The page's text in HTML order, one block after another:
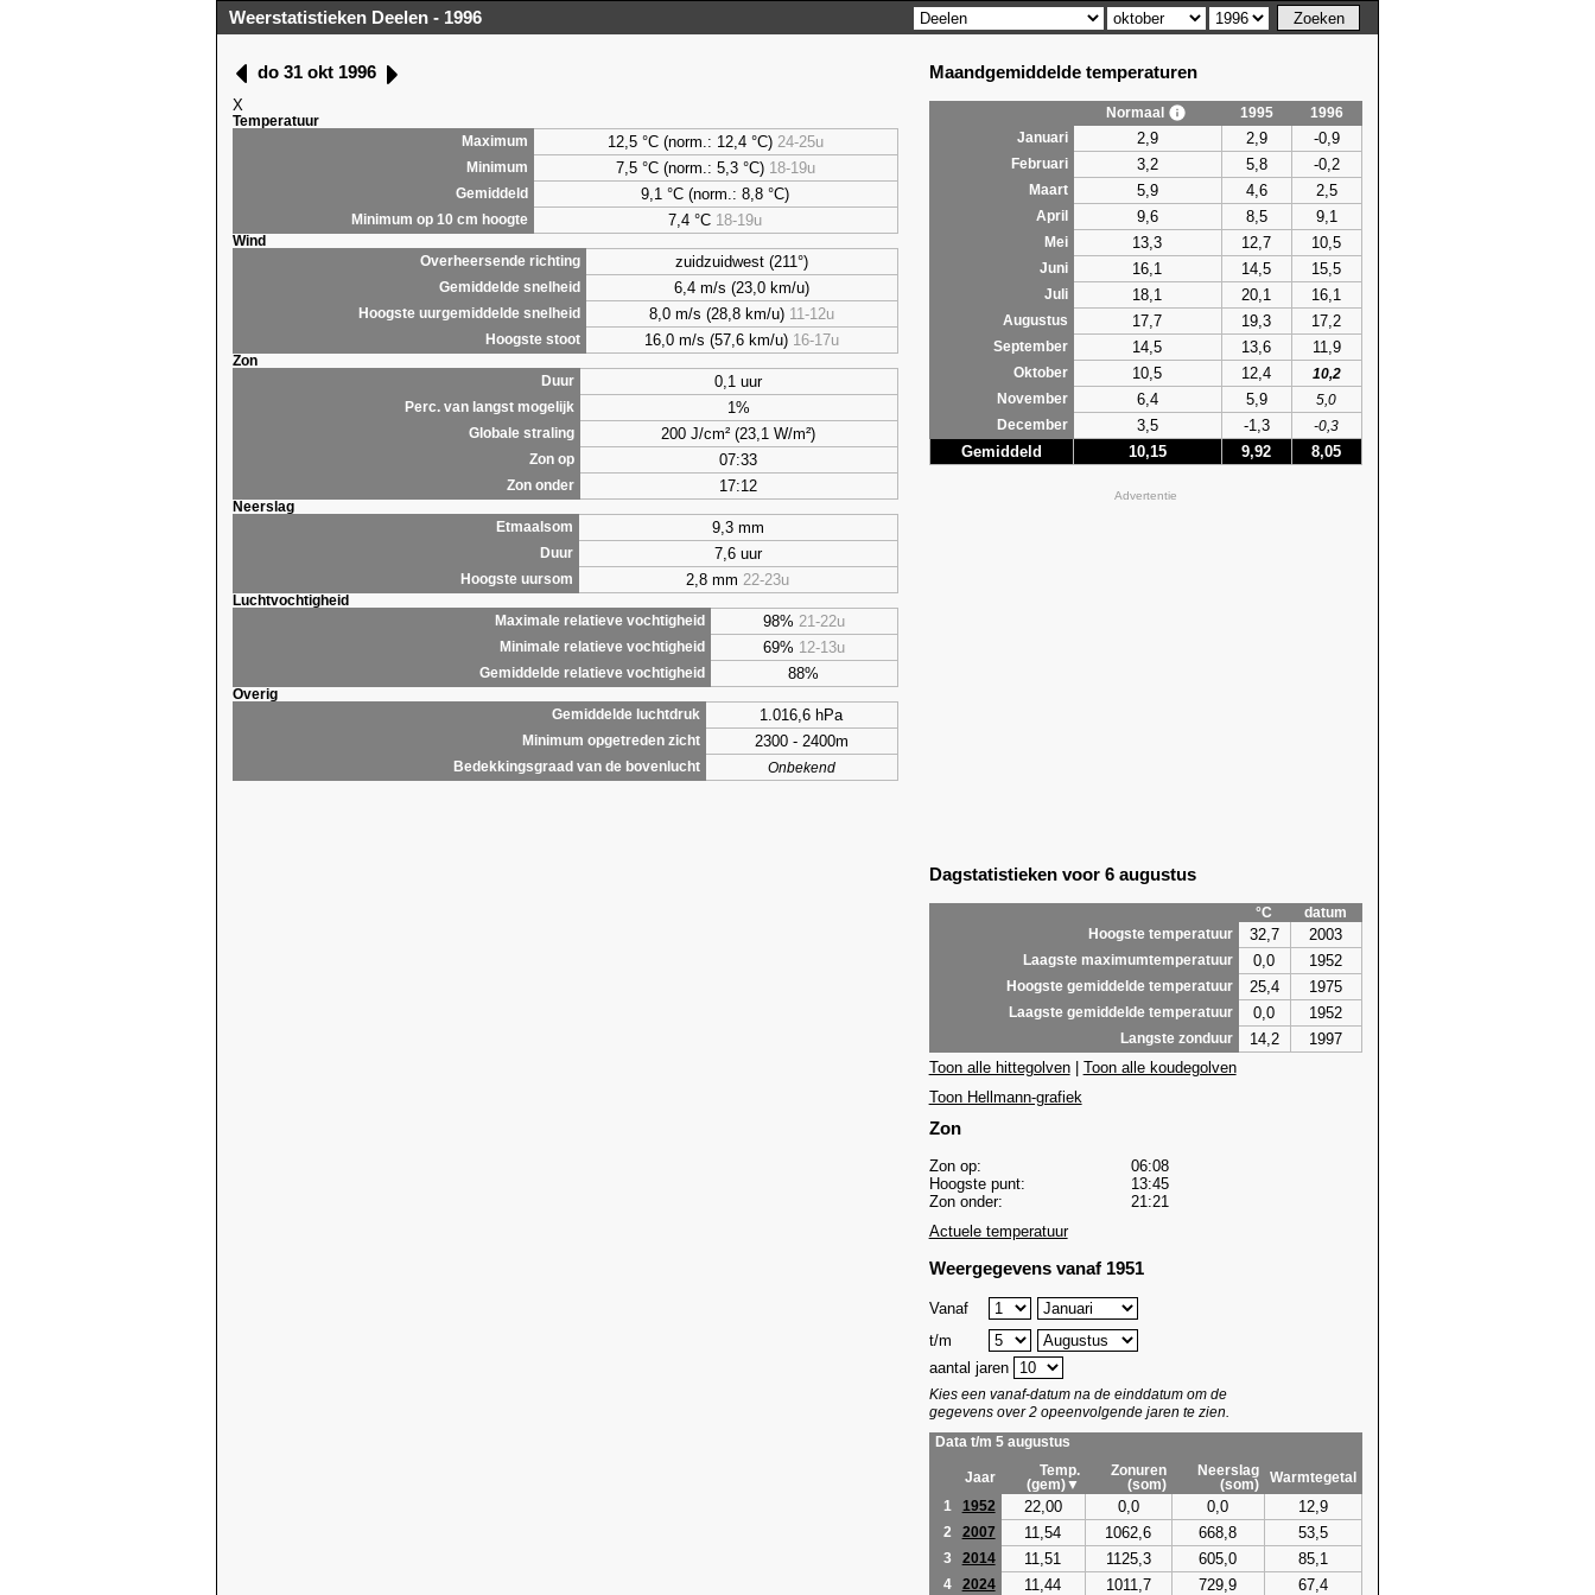
Weerstatistieken Deelen - 1996
do 31 okt 1996
X
Temperatuur
Maximum
12,5 °C (norm.: 12,4 °C) 24-25u
Minimum 7,5°C (norm.: 5,3 °C) 18-19u
Gemiddeld 9,1 °C (norm.: 8,8 °C)
Minimum op 10 cm hoogte 7,4 °C 18-19u
Wind
Overheersende richting
zuidzuidwest (211°)
Gemiddelde snelheid 6,4 m/s (23,0 km/u)
Hoogste uurgemiddelde snelheid 8,0 m/s (28,8 km/u) 11-12u
Hoogste stoot 16,0 m/s (57,6 km/u) 16-17u
Zon
Duur
0,1 uur
Perc. van langst mogelijk 1%
Globale straling 200 J/cm² (23,1 W/m²)
Zon op 07:33
Zon onder 17:12
Neerslag
Etmaalsom
9,3 mm
Duur 7,6 uur
Hoogste uursom 2,8 mm 22-23u
Luchtvochtigheid
Maximale relatieve vochtigheid
98% 21-22u
Minimale relatieve vochtigheid 69% 12-13u
Gemiddelde relatieve vochtigheid 88%
Overig
Gemiddelde luchtdruk
1.016,6 hPa
Minimum opgetreden zicht 2300 - 2400m
Bedekkingsgraad van de bovenlucht Onbekend
Maandgemiddelde temperaturen
Normaal 1995
1996
Januari
2,9 2,9 -0,9
Februari 3,2 5,8 -0,2
Maart 5,9 4,6 2,5
April 9,6 8,5 9,1
Mei 13,3 12,7 10,5
Juni 16,1 14,5 15,5
Juli 18,1 20,1 16,1
Augustus 17,7 19,3 17,2
September 14,5 13,6 11,9
Oktober 10,5 12,4
10,2
November
6,4 5,9
5,0
December
3,5 -1,3 -0,3
Gemiddeld 10,15 9,92 8,05
Advertentie
Dagstatistieken voor 6 augustus
°C
datum
Hoogste temperatuur
32,7 2003
Laagste maximumtemperatuur 0,0 1952
Hoogste gemiddelde temperatuur 25,4 1975
Laagste gemiddelde temperatuur 0,0 1952
Langste zonduur 14,2
1997
Toon alle hittegolven| Toon alle koudegolven
Toon Hellmann-grafiek
Zon
Zon op:
06:08
Hoogste punt:
13:45
Zon onder:
21:21
Actuele temperatuur
Weergegevens vanaf 1951
Vanaf
t/m
aantal jaren
Kies een vanaf-datum na de einddatum om de
gegevens over 2 opeenvolgende jaren te zien.
Data t/m 5 augustus
Jaar
Temp.
(gem)▼
Zonuren
(som)
Neerslag
(som)
Warmtegetal
1
1952 22,00 0,0 0,0 12,9
2 2007 11,54 1062,6 668,8 53,5
3 2014 11,51 1125,3 605,0 85,1
4 2024 11,44 1011,7 729,9 67,4